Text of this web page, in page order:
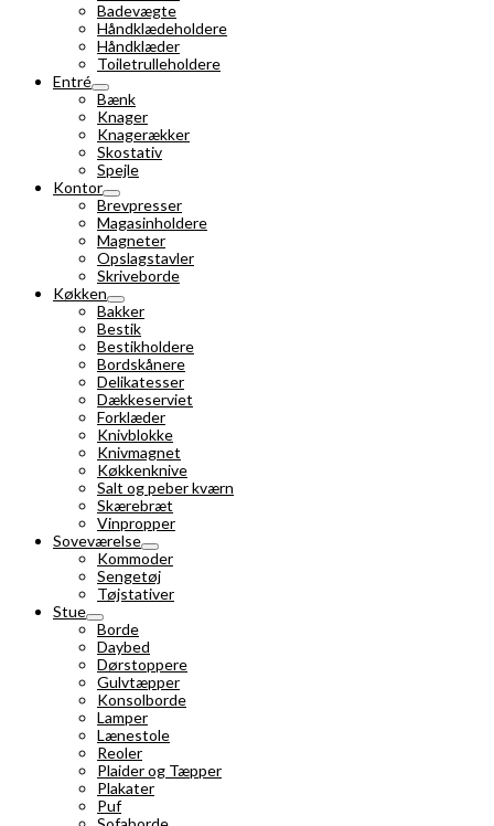
Badevægte
Håndklædeholdere
Håndklæder
Toiletrulleholdere
Entré
Bænk
Knager
Knagerækker
Skostativ
Spejle
Kontor
Brevpresser
Magasinholdere
Magneter
Opslagstavler
Skriveborde
Køkken
Bakker
Bestik
Bestikholdere
Bordskånere
Delikatesser
Dækkeserviet
Forklæder
Knivblokke
Knivmagnet
Køkkenknive
Salt og peber kværn
Skærebræt
Vinpropper
Soveværelse
Kommoder
Sengetøj
Tøjstativer
Stue
Borde
Daybed
Dørstoppere
Gulvtæpper
Konsolborde
Lamper
Lænestole
Reoler
Plaider og Tæpper
Plakater
Puf